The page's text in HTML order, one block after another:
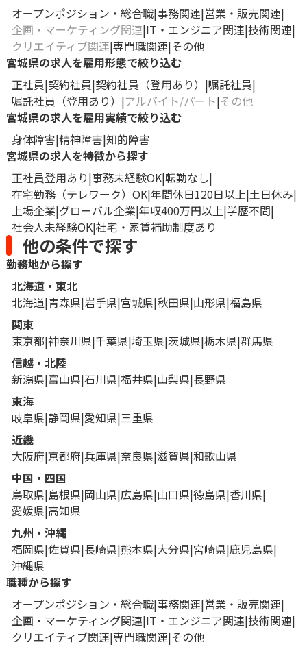
オープンポジション・総合職 事務関連 営業・販売関連
企画・マーケティング関連 IT・エンジニア関連 技術関連
クリエイティブ関連 専門職関連 その他
宮城県の求人を雇用形態で絞り込む
正社員 契約社員 契約社員（登用あり）
嘱託社員
嘱託社員（登用あり）
アルバイト/パート その他
宮城県の求人を雇用実績で絞り込む
身体障害 精神障害 知的障害
宮城県の求人を特徴から探す
正社員登用あり 事務未経験OK 転勤なし
在宅勤務（テレワーク）OK 年間休日120日以上 土日休み
上場企業 グローバル企業 年収400万円以上 学歴不問
社会人未経験OK 社宅・家賃補助制度あり
他の条件で探す
勤務地から探す
北海道・東北
北海道 青森県 岩手県 宮城県 秋田県 山形県 福島県
関東
東京都 神奈川県 千葉県 埼玉県 茨城県 栃木県 群馬県
信越・北陸
新潟県 富山県 石川県 福井県 山梨県 長野県
東海
岐阜県 静岡県 愛知県 三重県
近畿
大阪府 京都府 兵庫県 奈良県 滋賀県 和歌山県
中国・四国
鳥取県 島根県 岡山県 広島県 山口県 徳島県 香川県
愛媛県 高知県
九州・沖縄
福岡県 佐賀県 長崎県 熊本県 大分県 宮崎県 鹿児島県
沖縄県
職種から探す
オープンポジション・総合職 事務関連 営業・販売関連
企画・マーケティング関連 IT・エンジニア関連 技術関連
クリエイティブ関連 専門職関連 その他